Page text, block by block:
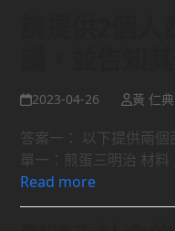
2023-04-26 黃 仁典
答案一： 以下提供兩
單一：煎蛋三明治 材
Read more